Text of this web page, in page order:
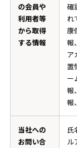
の会員や
利用者等
から取得
する情報
確
れ
康
報
ア
置
ー
報
報
当社への
お問い合
氏
ル